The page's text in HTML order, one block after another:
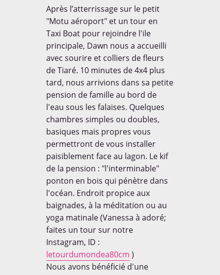
LA PAROLES DES ENFANTS
Curieux de connaitre la parole
des enfants à travers le
monde sur leur
environnement, nous avons
préparé une série de
questions que nous leur
avons posé lors de notre
passage dans certains pays.
EN SAVOIR [+]
AWARDS
Après l’atterrissage sur le petit
"Motu aéroport" et un tour en
Taxi Boat pour rejoindre l'ile
principale, Dawn nous a accueilli
avec sourire et colliers de fleurs
de Tiaré. 10 minutes de 4x4 plus
tard, nous arrivions dans sa petite
pension de famille au bord de
l'eau sous les falaises. Quelques
chambres simples ou doubles,
basiques mais propres vous
permettront de vous installer
paisiblement face au lagon. Le kif
de la pension : "l'interminable"
ponton en bois qui pénètre dans
l'océan. Endroit propice aux
baignades, à la méditation ou au
yoga matinale (Vanessa à adoré;
faites un tour sur notre
Instagram, ID :
letourdumondea80cm )
Nous avons bénéficié d'une